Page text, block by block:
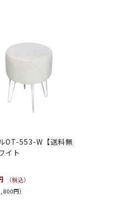
OT-553-W【送料無
イト
（税込）
円）